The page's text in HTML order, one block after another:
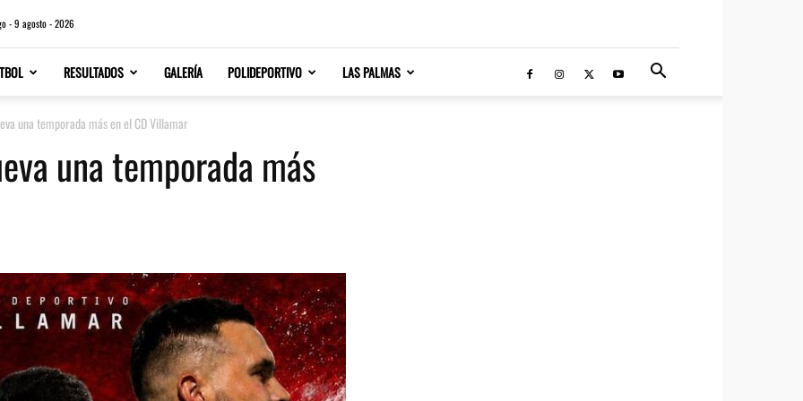
- 9 agosto - 2026
RESULTADOS GALERÍA POLIDEPORTIVO LAS PALMAS
una temporada más en el CD Villamar
una temporada más